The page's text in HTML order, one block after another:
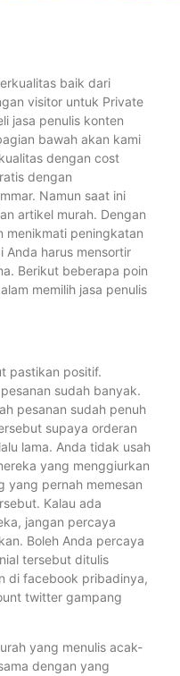
baik dari
visitor untuk Private
jasa penulis konten
bawah akan kami
dengan cost
dengan
Namun saat ini
artikel murah. Dengan
menikmati peningkatan
Anda harus mensortir
Berikut beberapa poin
memilih jasa penulis
pastikan positif.
sudah banyak.
pesanan sudah penuh
supaya orderan
lama. Anda tidak usah
yang menggiurkan
yang pernah memesan
Kalau ada
jangan percaya
Boleh Anda percaya
tersebut ditulis
di facebook pribadinya,
twitter gampang
yang menulis acak-
dengan yang